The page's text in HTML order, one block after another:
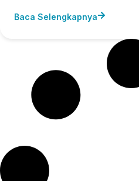
Baca Selengkapnya